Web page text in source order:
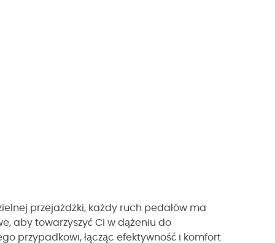
przejażdżki, każdy ruch pedałów ma
aby towarzyszyć Ci w dążeniu do
przypadkowi, łącząc efektywność i komfort